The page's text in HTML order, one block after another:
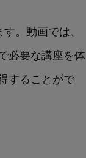
。動画では、
必要な講座を体
することがで